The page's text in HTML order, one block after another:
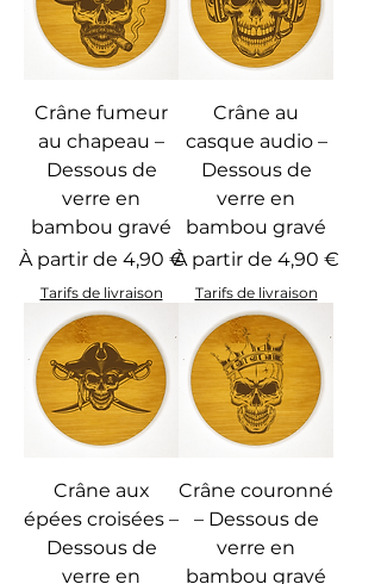
Crâne fumeur
au chapeau –
Dessous de
verre en
bambou gravé
À partir de 4,90 €
Prix promotionnel
Tarifs de livraison
Crâne au
casque audio –
Dessous de
verre en
bambou gravé
À partir de 4,90 €
Prix promotionnel
Tarifs de livraison
Crâne aux
épées croisées –
Dessous de
verre en
Crâne couronné
– Dessous de
verre en
bambou gravé